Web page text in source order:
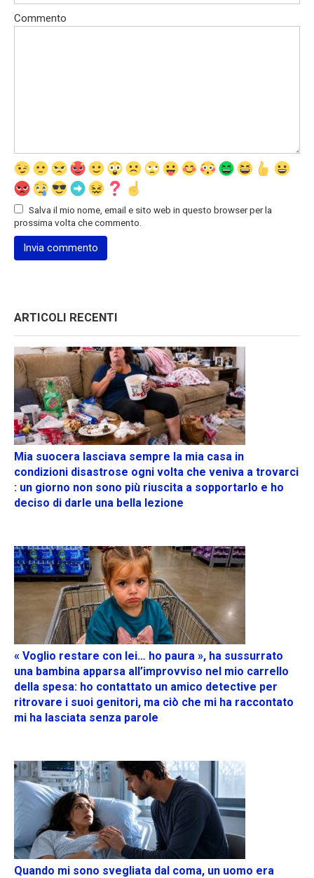
Commento
Salva il mio nome, email e sito web in questo browser per la
prossima volta che commento.
ARTICOLI RECENTI
Mia suocera lasciava sempre la mia casa in
condizioni disastrose ogni volta che veniva a trovarci
: un giorno non sono più riuscita a sopportarlo e ho
deciso di darle una bella lezione
« Voglio restare con lei… ho paura », ha sussurrato
una bambina apparsa all’improvviso nel mio carrello
della spesa: ho contattato un amico detective per
ritrovare i suoi genitori, ma ciò che mi ha raccontato
mi ha lasciata senza parole
Quando mi sono svegliata dal coma, un uomo era